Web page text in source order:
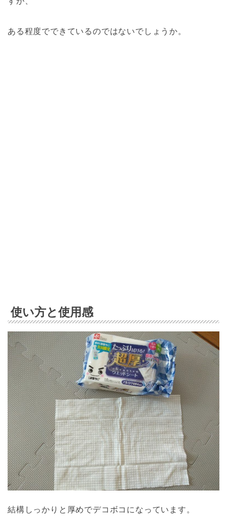
ある程度でできているのではないでしょうか。
使い方と使用感
結構しっかりと厚めでデコボコになっています。